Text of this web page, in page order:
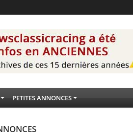
PETITES ANNONCES